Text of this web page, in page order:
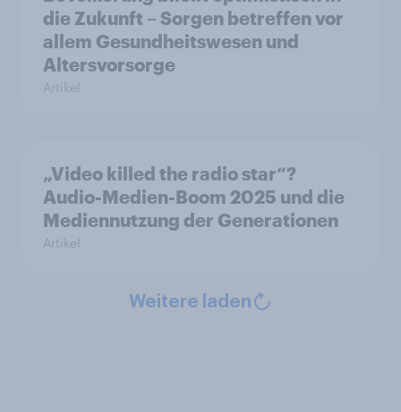
die Zukunft – Sorgen betreffen vor
allem Gesundheitswesen und
Altersvorsorge
Artikel
„Video killed the radio star“?
Audio-Medien-Boom 2025 und die
Mediennutzung der Generationen
Artikel
Weitere laden